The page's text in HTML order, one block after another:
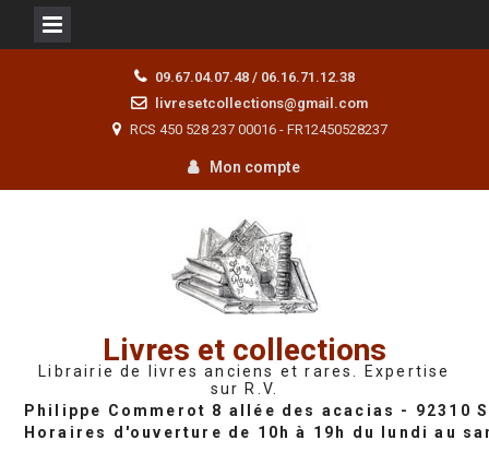
09.67.04.07.48 / 06.16.71.12.38
livresetcollections@gmail.com
RCS 450 528 237 00016 - FR12450528237
Mon compte
Livres et collections
Librairie de livres anciens et rares. Expertise
sur R.V.